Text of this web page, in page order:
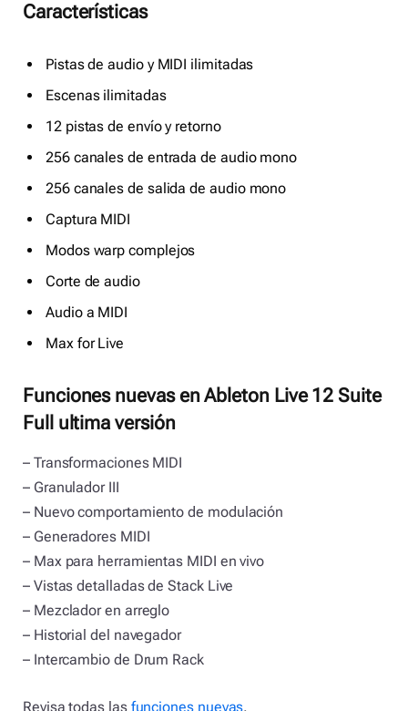
Características
Pistas de audio y MIDI ilimitadas
Escenas ilimitadas
12 pistas de envío y retorno
256 canales de entrada de audio mono
256 canales de salida de audio mono
Captura MIDI
Modos warp complejos
Corte de audio
Audio a MIDI
Max for Live
Funciones nuevas en Ableton Live 12 Suite
Full ultima versión
– Transformaciones MIDI
– Granulador III
– Nuevo comportamiento de modulación
– Generadores MIDI
– Max para herramientas MIDI en vivo
– Vistas detalladas de Stack Live
– Mezclador en arreglo
– Historial del navegador
– Intercambio de Drum Rack
Revisa todas las funciones nuevas.